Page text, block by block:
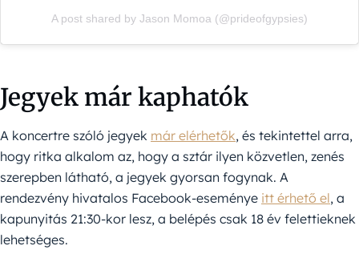
A post shared by Jason Momoa (@prideofgypsies)
Jegyek már kaphatók
A koncertre szóló jegyek már elérhetők, és tekintettel arra,
hogy ritka alkalom az, hogy a sztár ilyen közvetlen, zenés
szerepben látható, a jegyek gyorsan fogynak. A
rendezvény hivatalos Facebook-eseménye itt érhető el, a
kapunyitás 21:30-kor lesz, a belépés csak 18 év felettieknek
lehetséges.